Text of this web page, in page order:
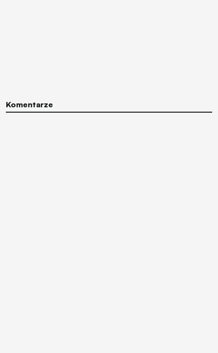
Komentarze